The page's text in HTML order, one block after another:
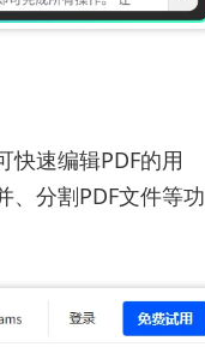
快速编辑PDF的用
、分割PDF文件等功